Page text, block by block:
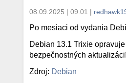
08.09.2025 | 09:01 |
Po mesiaci od vydania
Debian 13.1 Trixie
bezpečnostných
Zdroj: Debian